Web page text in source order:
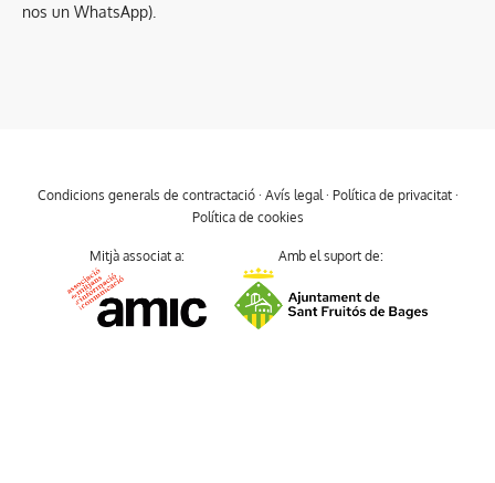
nos un WhatsApp).
Condicions generals de contractació· Avís legal · Política de privacitat·
Política de cookies
Mitjà associat a: Amb el suport de: